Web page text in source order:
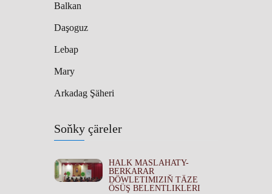
Balkan
Daşoguz
Lebap
Mary
Arkadag Şäheri
Soňky çäreler
HALK MASLAHATY-
BERKARAR
DÖWLETIMIZIŇ TÄZE
ÖSÜŞ BELENTLIKLERI